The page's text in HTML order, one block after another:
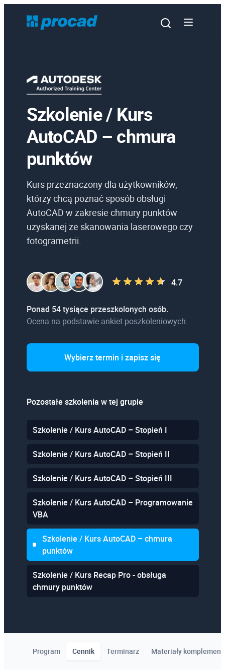
Szkolenie / Kurs
AutoCAD – chmura
punktów
Kurs przeznaczony dla użytkowników,
którzy chcą poznać sposób obsługi
AutoCAD w zakresie chmury punktów
uzyskanej ze skanowania laserowego czy
fotogrametrii.
4.7
Ponad 54 tysiące przeszkolonych osób.
Ocena na podstawie ankiet poszkoleniowych.
Wybierz termin i zapisz się
Pozostałe szkolenia w tej grupie
Szkolenie / Kurs AutoCAD – Stopień I
Szkolenie / Kurs AutoCAD – Stopień II
Szkolenie / Kurs AutoCAD – Stopień III
Szkolenie / Kurs AutoCAD – Programowanie
VBA
Szkolenie / Kurs AutoCAD – chmura
punktów
Szkolenie / Kurs Recap Pro - obsługa
chmury punktów
Program Cennik Terminarz Materiały
Oprogramowanie
Szkolenia
Promocje
Wiedza